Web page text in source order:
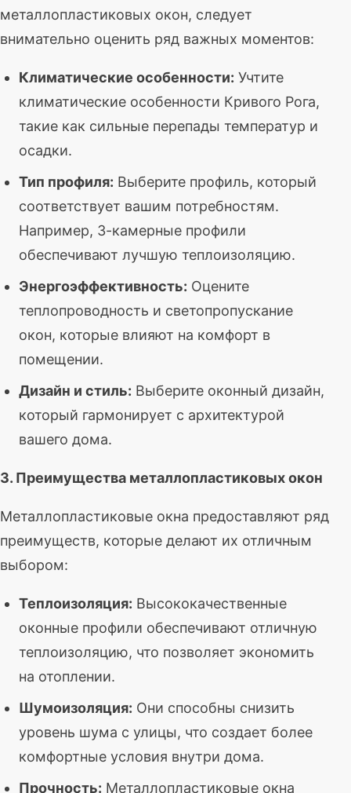
металлопластиковых окон, следует
внимательно оценить ряд важных моментов:
Климатические особенности: Учтите
климатические особенности Кривого Рога,
такие как сильные перепады температур и
осадки.
Тип профиля: Выберите профиль, который
соответствует вашим потребностям.
Например, 3-камерные профили
обеспечивают лучшую теплоизоляцию.
Энергоэффективность: Оцените
теплопроводность и светопропускание
окон, которые влияют на комфорт в
помещении.
Дизайн и стиль: Выберите оконный дизайн,
который гармонирует с архитектурой
вашего дома.
3. Преимущества металлопластиковых окон
Металлопластиковые окна предоставляют ряд
преимуществ, которые делают их отличным
выбором:
Теплоизоляция: Высококачественные
оконные профили обеспечивают отличную
теплоизоляцию, что позволяет экономить
на отоплении.
Шумоизоляция: Они способны снизить
уровень шума с улицы, что создает более
комфортные условия внутри дома.
Прочность: Металлопластиковые окна